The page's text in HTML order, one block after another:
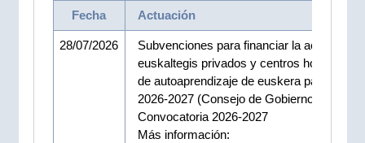
Fecha Actuación
28/07/2026
Subvenciones para financiar la actividad
euskaltegis privados y centros
de autoaprendizaje de euskera para el
2026-2027 (Consejo de Gobierno 28-07-
Convocatoria 2026-2027
Más información: